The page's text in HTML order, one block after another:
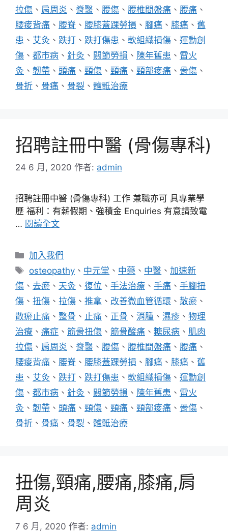
拉傷 、 肩周炎 、 脊醫 、 腰傷 、 腰椎間盤痛 、 腰痛 、
腰痠背痛 、 腰脊 、 腰膝蓋踝勞損 、 腳痛 、 膝痛 、 舊
患 、 艾灸 、 跌打 、 跌打傷患 、 軟組織損傷 、 運勳創
傷 、 都市病 、 針灸 、 關節勞損 、 陳年舊患 、 雷火
灸 、 韌帶 、 頭痛 、 頸傷 、 頸痛 、 頸部痠痛 、 骨傷 、
骨折 、 骨痛 、 骨裂 、 髗骶治療
招聘註冊中醫 (骨傷專科)
24 6 月, 2020 作者: admin
招聘註冊中醫 (骨傷專科) 工作 兼職亦可 具專業學
歷 福利：有薪假期、強積金 Enquiries 有意請致電
… 閱讀全文
分
類
加入我們
標
籤
osteopathy 、 中元堂 、 中藥 、 中醫 、加速新
傷 、 去瘀 、 天灸 、 復位 、 手法治療 、 手痛 、 手腳扭
傷 、 扭傷 、 拉傷 、 推拿 、 改善微血管循環 、 散瘀 、
散瘀止痛 、 整骨 、 止痛 、 正骨 、 消腫 、 濕疹 、 物理
治療 、 痛症 、 筋骨扭傷 、 筋骨酸痛 、 糖尿病 、 肌肉
拉傷 、 肩周炎 、 脊醫 、 腰傷 、 腰椎間盤痛 、 腰痛 、
腰痠背痛 、 腰脊 、 腰膝蓋踝勞損 、 腳痛 、 膝痛 、 舊
患 、 艾灸 、 跌打 、 跌打傷患 、 軟組織損傷 、 運勳創
傷 、 都市病 、 針灸 、 關節勞損 、 陳年舊患 、 雷火
灸 、 韌帶 、 頭痛 、 頸傷 、 頸痛 、 頸部痠痛 、 骨傷 、
骨折 、 骨痛 、 骨裂 、 髗骶治療
扭傷,頸痛,腰痛,膝痛,肩
周炎
7 6 月, 2020 作者: admin